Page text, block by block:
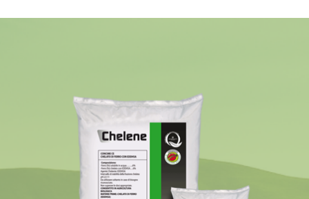
Fragola